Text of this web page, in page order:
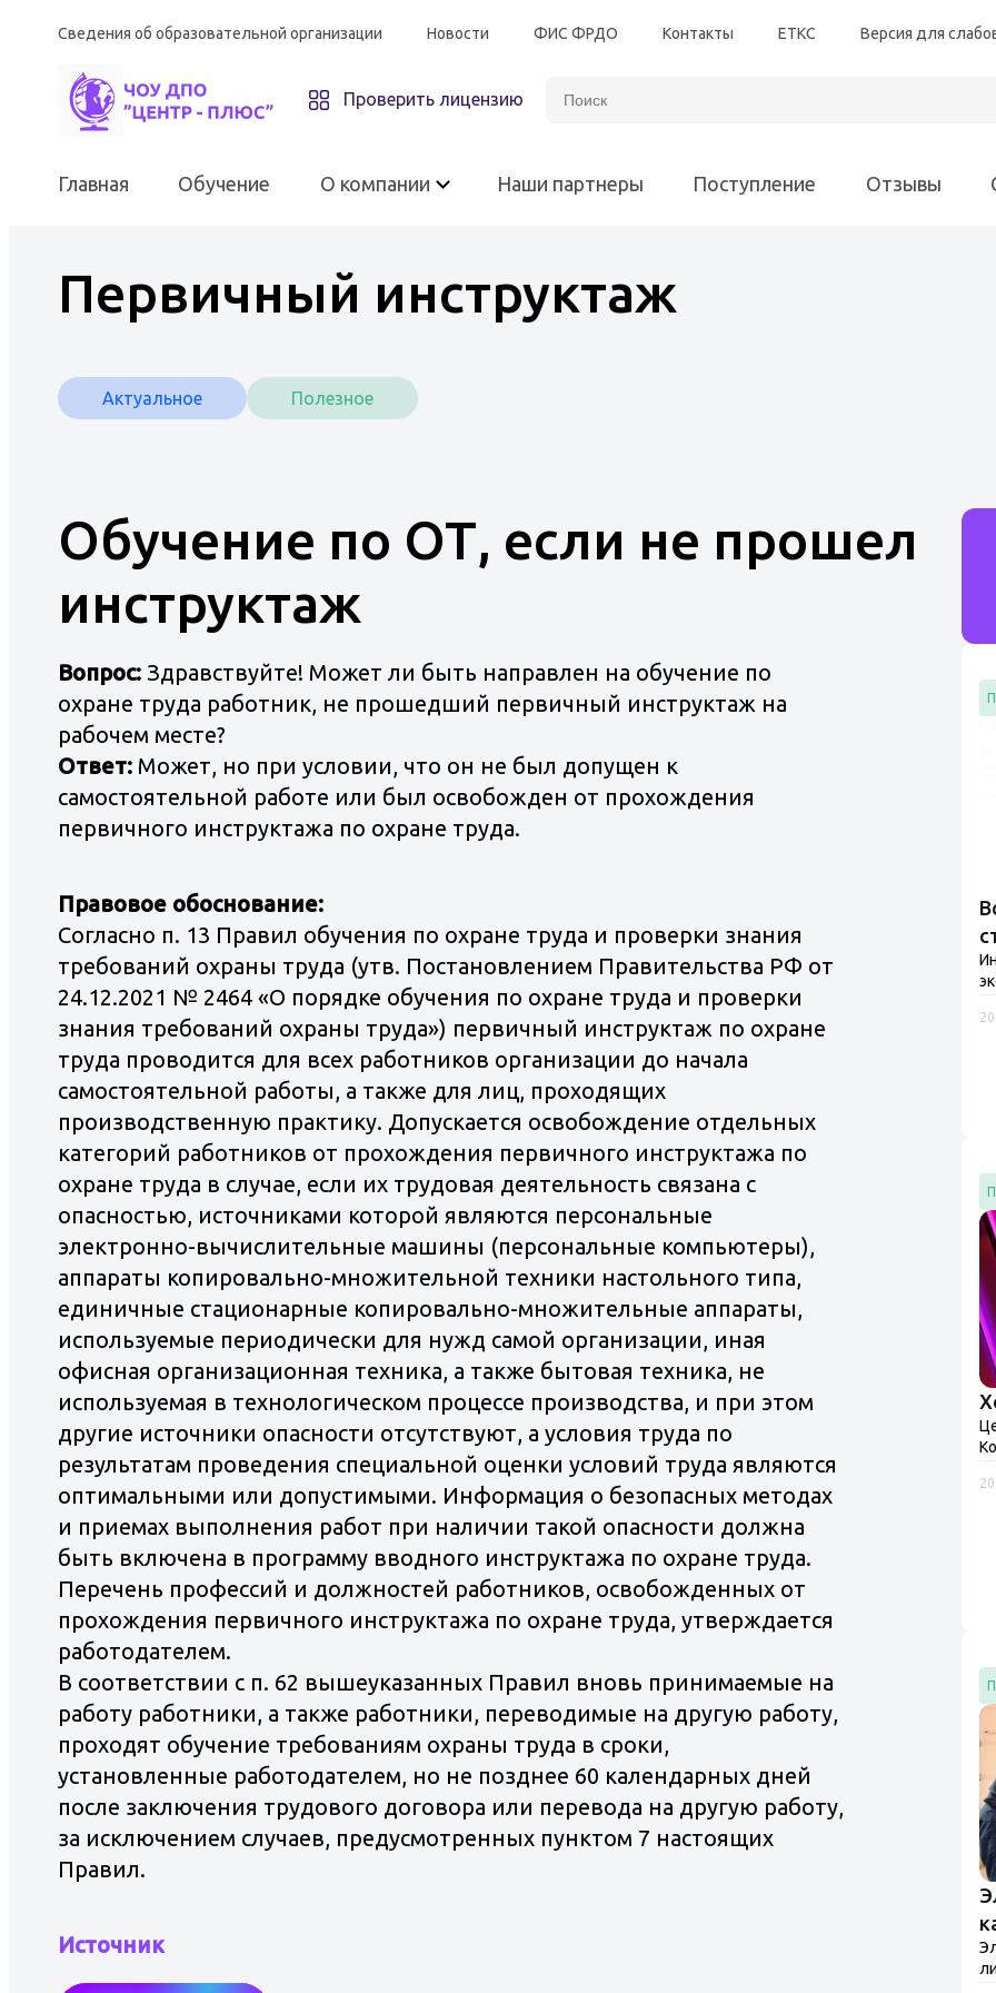
Сведения об образовательной организации Новости ФИС ФРДО Контакты ЕТКС Версия для
Проверить лицензию
Главная Обучение О компании
О компании
ЧОУ ДПО «Центр-плюс»
Доступная среда
Контакты
Автотранспорт
Наши партнеры Поступление Отзывы
Первичный инструктаж
Актуальное Полезное
Обучение по ОТ, если не прошел
инструктаж
Вопрос: Здравствуйте! Может ли быть направлен на обучение по
охране труда работник, не прошедший первичный инструктаж на
рабочем месте?
Ответ: Может, но при условии, что он не был допущен к
самостоятельной работе или был освобожден от прохождения
первичного инструктажа по охране труда.
Правовое обоснование:
Согласно п. 13 Правил обучения по охране труда и проверки знания
требований охраны труда (утв. Постановлением Правительства РФ от
24.12.2021 № 2464 «О порядке обучения по охране труда и проверки
знания требований охраны труда») первичный инструктаж по охране
труда проводится для всех работников организации до начала
самостоятельной работы, а также для лиц, проходящих
производственную практику. Допускается освобождение отдельных
категорий работников от прохождения первичного инструктажа по
охране труда в случае, если их трудовая деятельность связана с
опасностью, источниками которой являются персональные
электронно-вычислительные машины (персональные компьютеры),
аппараты копировально-множительной техники настольного типа,
единичные стационарные копировально-множительные аппараты,
используемые периодически для нужд самой организации, иная
офисная организационная техника, а также бытовая техника, не
используемая в технологическом процессе производства, и при этом
другие источники опасности отсутствуют, а условия труда по
результатам проведения специальной оценки условий труда являются
оптимальными или допустимыми. Информация о безопасных методах
и приемах выполнения работ при наличии такой опасности должна
быть включена в программу вводного инструктажа по охране труда.
Перечень профессий и должностей работников, освобожденных от
прохождения первичного инструктажа по охране труда, утверждается
работодателем.
В соответствии с п. 62 вышеуказанных Правил вновь принимаемые на
работу работники, а также работники, переводимые на другую работу,
проходят обучение требованиям охраны труда в сроки,
установленные работодателем, но не позднее 60 календарных дней
после заключения трудового договора или перевода на другую работу,
за исключением случаев, предусмотренных пунктом 7 настоящих
Правил.
Источник